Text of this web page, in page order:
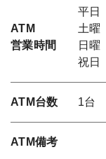
ATM
営業時間
平日
土曜
日
祝日
ATM台数 1台
ATM備考